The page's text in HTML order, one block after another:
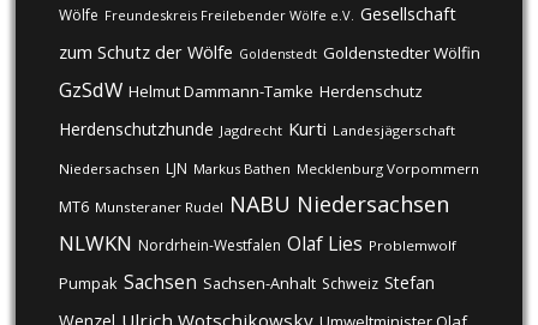
Wölfe Freundeskreis Freilebender Wölfe e.V. Gesellschaft
zum Schutz der Wölfe Goldenstedt Goldenstedter Wölfin
GzSdW Helmut Dammann-Tamke Herdenschutz
Herdenschutzhunde Jagdrecht Kurti Landesjägerschaft
Niedersachsen LJN Markus Bathen Mecklenburg Vorpommern
MT6 Munsteraner Rudel NABU Niedersachsen
NLWKN Nordrhein-Westfalen Olaf Lies Problemwolf
Pumpak Sachsen Sachsen-Anhalt Schweiz Stefan